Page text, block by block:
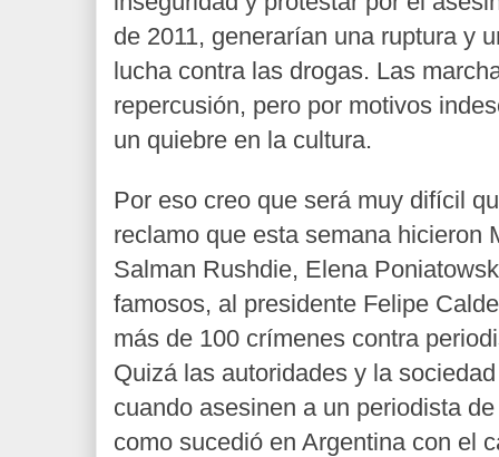
de 2011, generarían una ruptura y
lucha contra las drogas. Las
repercusión, pero por motivos
un quiebre en la cultura.
Por eso creo que será muy difícil
reclamo que esta semana hicieron
Salman Rushdie, Elena
famosos, al presidente Felipe
más de 100 crímenes contra
Quizá las autoridades y la
cuando asesinen a un periodista
como sucedió en Argentina con el